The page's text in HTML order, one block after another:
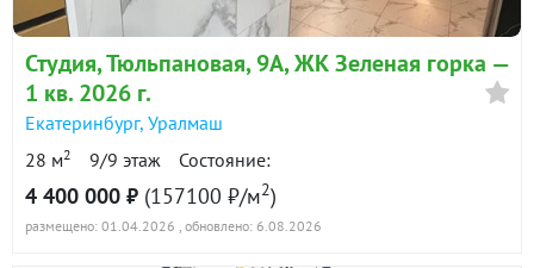
в продаже 174000 ₽/м²
Показать всю историю: 30 предложений →
Студия, Тюльпановая, 9А, ЖК Зеленая горка —
1 кв. 2026 г.
Екатеринбург, Уралмаш
28 м2 9/9 этаж Состояние:
4 400 000 ₽ (157100 ₽/м2)
размещено: 01.04.2026 , обновлено: 6.08.2026